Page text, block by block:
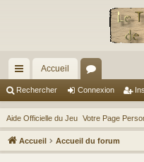
ac
co
ur
ci
Accueil
or
u
m
s
Rechercher Connexion
Aide Officielle du Jeu Votre Page
Accueil Accueil du forum